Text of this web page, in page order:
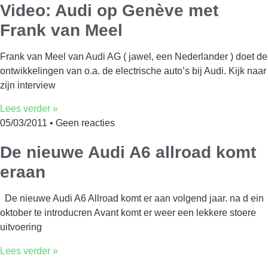
Video: Audi op Genève met
Frank van Meel
Frank van Meel van Audi AG ( jawel, een Nederlander ) doet de
ontwikkelingen van o.a. de electrische auto’s bij Audi. Kijk naar
zijn interview
Lees verder »
05/03/2011
Geen reacties
De nieuwe Audi A6 allroad komt
eraan
De nieuwe Audi A6 Allroad komt er aan volgend jaar. na d ein
oktober te introducren Avant komt er weer een lekkere stoere
uitvoering
Lees verder »